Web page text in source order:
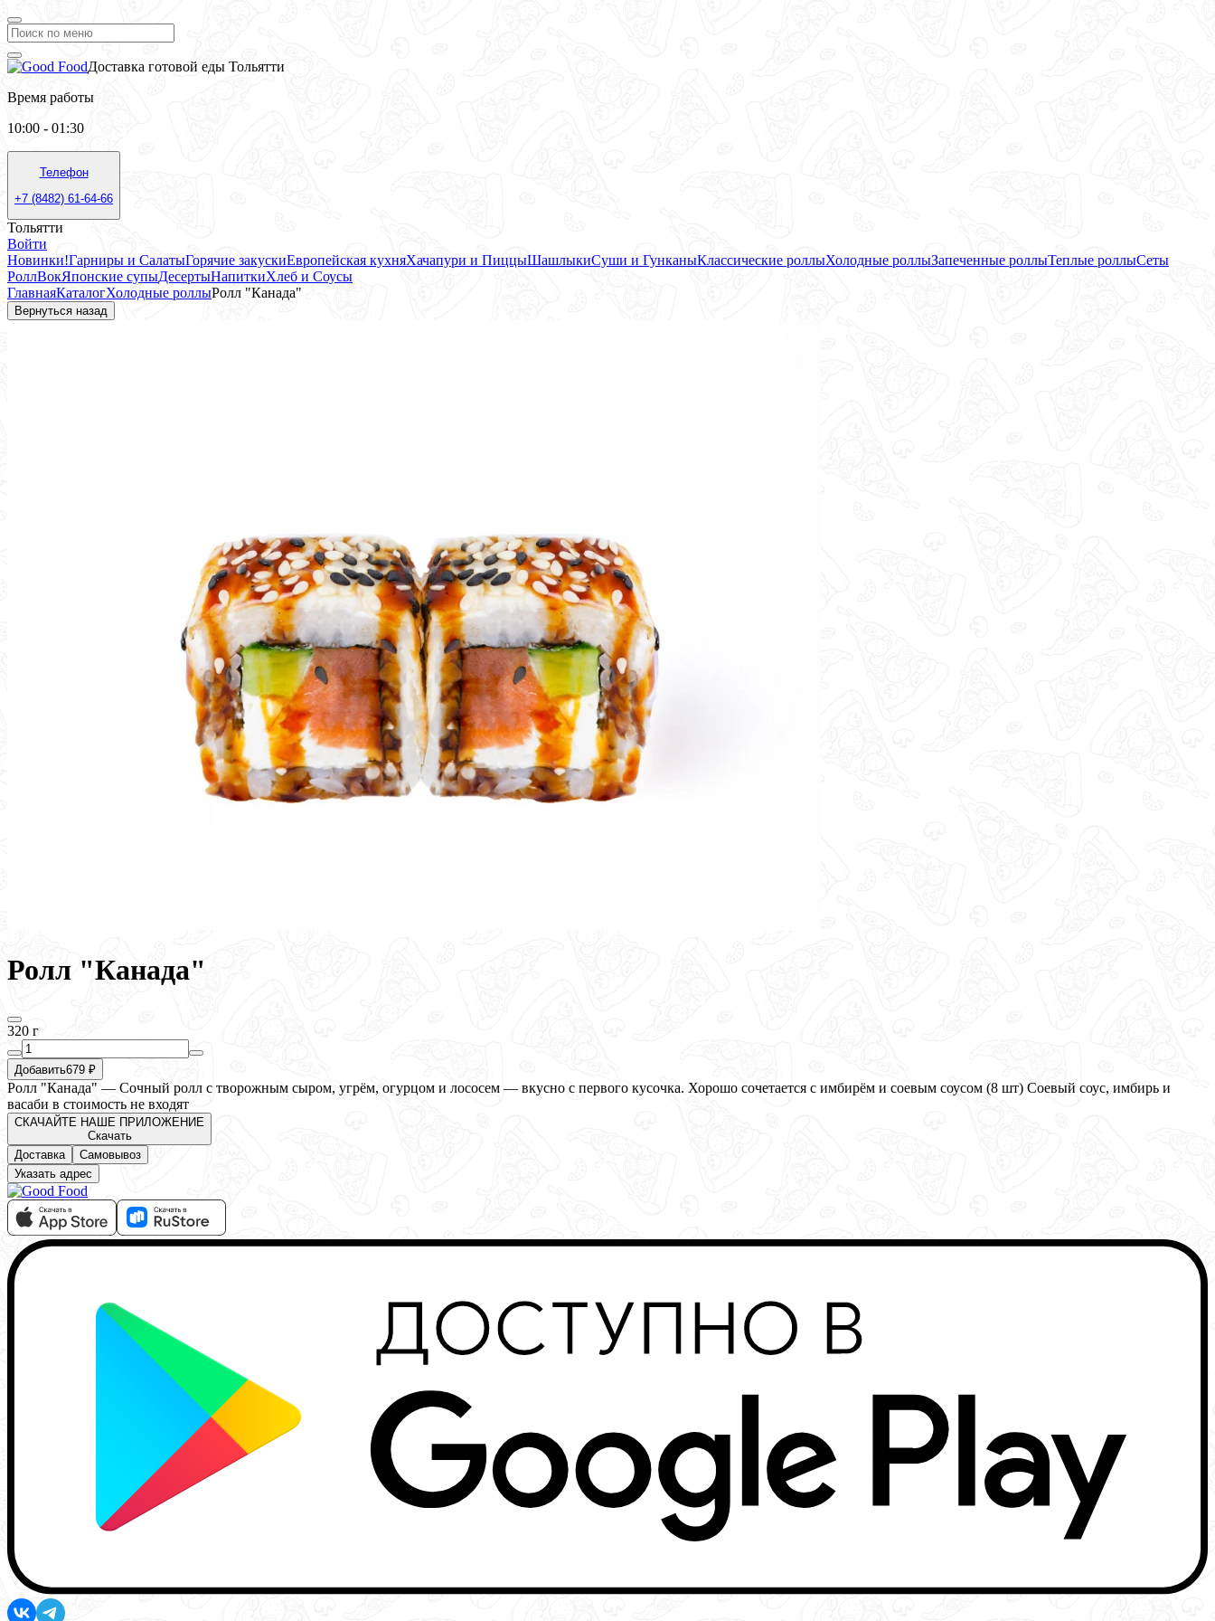
Доставка готовой еды Тольятти
Время работы
10:00 - 01:30
Телефон
+7 (8482) 61-64-66
Тольятти
Войти
Новинки!Гарниры и СалатыГорячие закускиЕвропейская кухняХачапури и ПиццыШашлыкиСуши и ГунканыКлассические роллыХолодные роллыЗапеченные роллыТеплые роллыСеты
РоллВокЯпонские супыДесертыНапиткиХлеб и Соусы
ГлавнаяКаталогХолодные роллыРолл "Канада"
Вернуться назад
Ролл "Канада"
320 г
Добавить679 ₽
Ролл "Канада" — Сочный ролл с творожным сыром, угрём, огурцом и лососем — вкусно с первого кусочка. Хорошо сочетается с имбирём и соевым соусом (8 шт) Соевый соус, имбирь и
васаби в стоимость не входят
СКАЧАЙТЕ НАШЕ ПРИЛОЖЕНИЕ
Скачать
Доставка
Самовывоз
Указать адрес